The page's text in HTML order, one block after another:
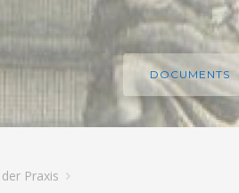
DOCUMENTS
Praxis